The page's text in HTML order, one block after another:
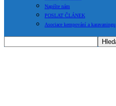
Napište nám
POSLAT ČLÁNEK
Asociace kempování a karavaningu